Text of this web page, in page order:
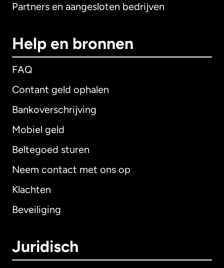
Partners en aangesloten bedrijven
Help en bronnen
FAQ
Contant geld ophalen
Bankoverschrijving
Mobiel geld
Beltegoed sturen
Neem contact met ons op
Klachten
Beveiliging
Juridisch